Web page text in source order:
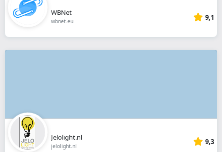
WBNet
wbnet.eu 9,1
Jelolight.nl
jelolight.nl 9,3